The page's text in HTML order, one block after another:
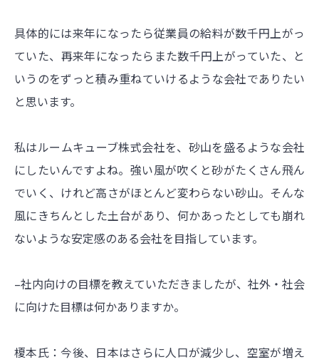
具体的には来年になったら従業員の給料が数千円上がっ
ていた、再来年になったらまた数千円上がっていた、と
いうのをずっと積み重ねていけるような会社でありたい
と思います。
私はルームキューブ株式会社を、砂山を盛るような会社
にしたいんですよね。強い風が吹くと砂がたくさん飛ん
でいく、けれど高さがほとんど変わらない砂山。そんな
風にきちんとした土台があり、何かあったとしても崩れ
ないような安定感のある会社を目指しています。
–社内向けの目標を教えていただきましたが、社外・社会
に向けた目標は何かありますか。
榎本氏：今後、日本はさらに人口が減少し、空室が増え